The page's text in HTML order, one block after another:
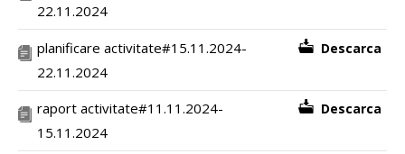
22.11.2024
planificare activitate#15.11.2024-
22.11.2024
Descarca
raport activitate#11.11.2024-
15.11.2024
Descarca